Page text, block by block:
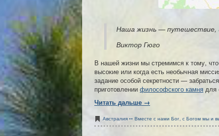
Наша жизнь — путешествие,
Виктор Гюго
В нашей жизни мы стремимся к тому,
высокие или когда есть необычная
задание особой секретности —
приготовлении философского камня для
Читать дальше →
Австралия •• Вместе с нами Бог, с Богом мы и